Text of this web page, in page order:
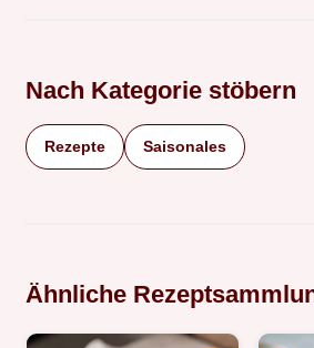
Nach Kategorie stöbern
Rezepte Saisonales
Ähnliche